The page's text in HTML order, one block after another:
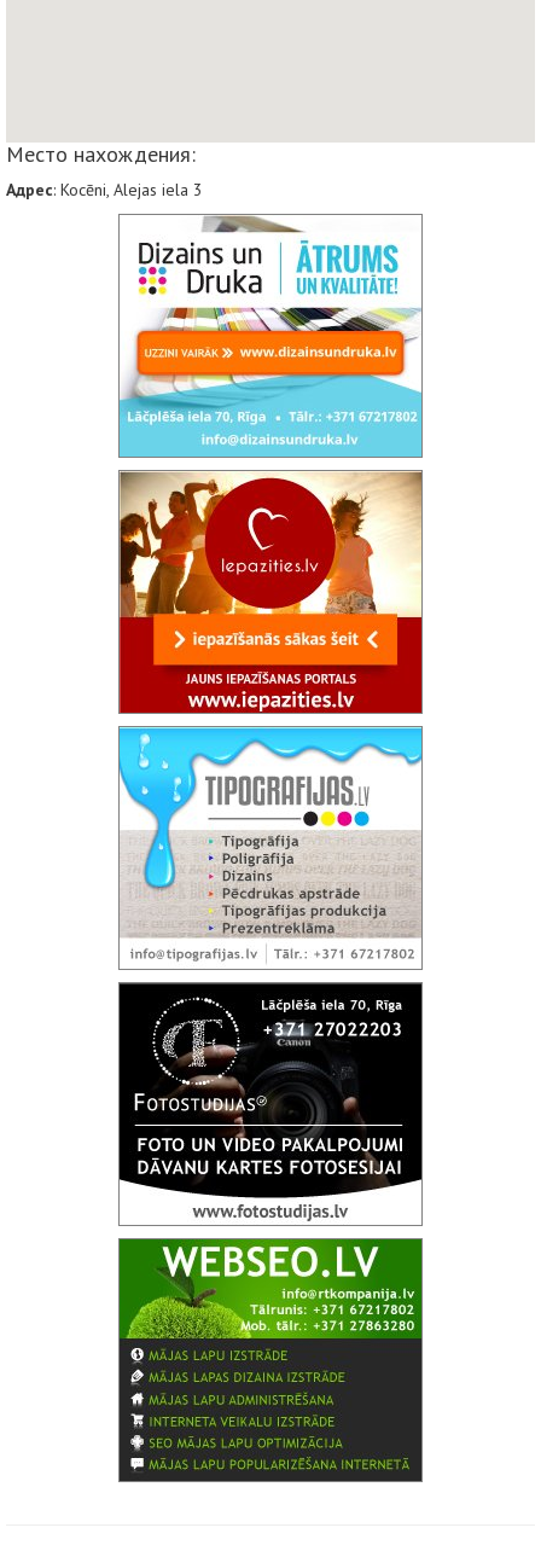
Место нахождения:
Адрес: Kocēni, Alejas iela 3